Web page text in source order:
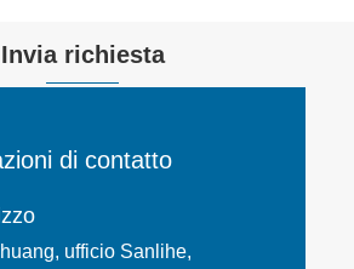
Invia richiesta
di contatto
ufficio Sanlihe,